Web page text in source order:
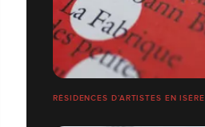
RÉSIDENCES D’ARTISTES EN ISÈRE